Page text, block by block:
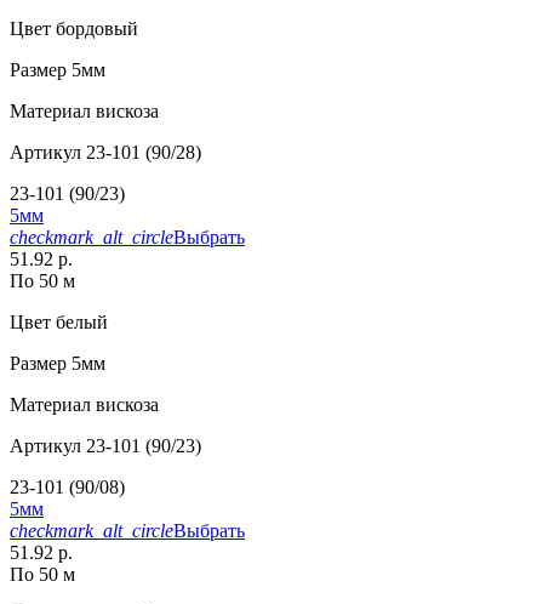
Цвет бордовый
Размер 5мм
Материал вискоза
Артикул 23-101 (90/28)
23-101 (90/23)
5мм
checkmark_alt_circleВыбрать
51.92 р.
По 50 м
Цвет белый
Размер 5мм
Материал вискоза
Артикул 23-101 (90/23)
23-101 (90/08)
5мм
checkmark_alt_circleВыбрать
51.92 р.
По 50 м